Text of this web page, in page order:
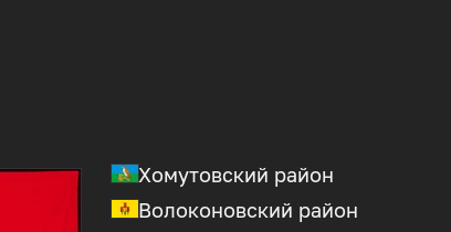
Хомутовский район
Волоконовский район